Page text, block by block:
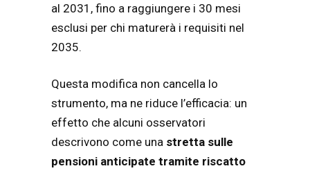
al 2031, fino a raggiungere i 30 mesi
esclusi per chi maturerà i requisiti nel
2035.
Questa modifica non cancella lo
strumento, ma ne riduce l’efficacia: un
effetto che alcuni osservatori
descrivono come una stretta sulle
pensioni anticipate tramite riscatto